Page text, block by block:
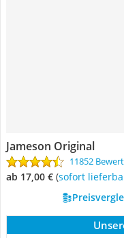
Jameson Original
11852
ab 17,00 € ( Sofort